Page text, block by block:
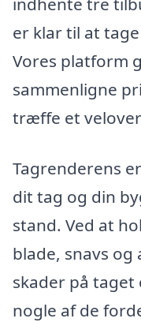
er klar til at
Vores platform
sammenligne
træffe et
Tagrenderens
dit tag og din
stand. Ved at
blade, snavs
skader på
nogle af de